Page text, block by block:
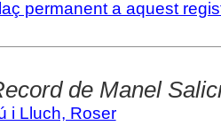
permanent a aquest
de Manel
i Lluch, Roser